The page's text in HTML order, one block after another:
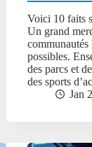
Voici 10 faits
Un grand
communautés
possibles.
des parcs et
des sports
Jan